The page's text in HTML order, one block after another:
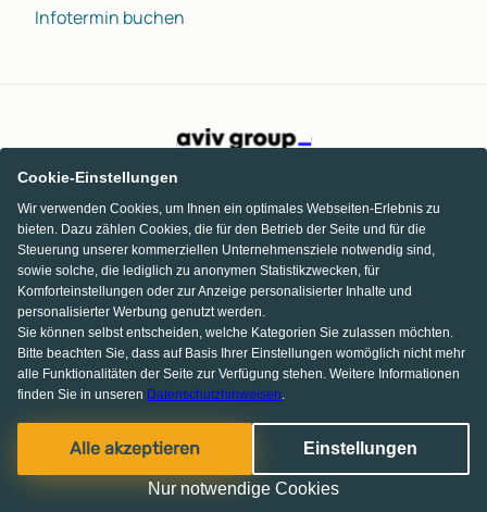
Infotermin buchen
© 2013-2026 MS media systems GmbH
Facebook
Pinterest
Instagram
Cookie-Einstellungen
Wir verwenden Cookies, um Ihnen ein optimales Webseiten-Erlebnis zu
bieten. Dazu zählen Cookies, die für den Betrieb der Seite und für die
Steuerung unserer kommerziellen Unternehmensziele notwendig sind,
sowie solche, die lediglich zu anonymen Statistikzwecken, für
Komforteinstellungen oder zur Anzeige personalisierter Inhalte und
personalisierter Werbung genutzt werden.
Sie können selbst entscheiden, welche Kategorien Sie zulassen möchten.
Bitte beachten Sie, dass auf Basis Ihrer Einstellungen womöglich nicht mehr
alle Funktionalitäten der Seite zur Verfügung stehen. Weitere Informationen
finden Sie in unseren Datenschutzhinweisen.
Alle akzeptieren Einstellungen
Nur notwendige Cookies